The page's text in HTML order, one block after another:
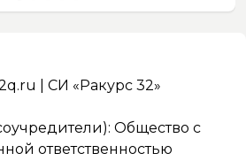
| СИ «Ракурс 32»
Общество с
ответственностью